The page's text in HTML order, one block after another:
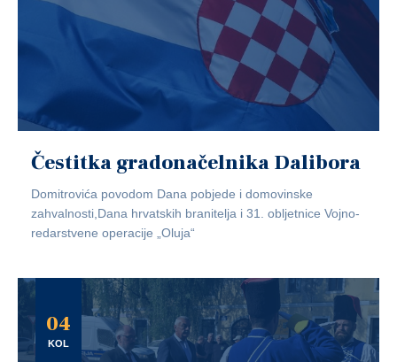
Čestitka gradonačelnika Dalibora
Domitrovića povodom Dana pobjede i domovinske
zahvalnosti,Dana hrvatskih branitelja i 31. obljetnice Vojno-
redarstvene operacije „Oluja“
04
KOL